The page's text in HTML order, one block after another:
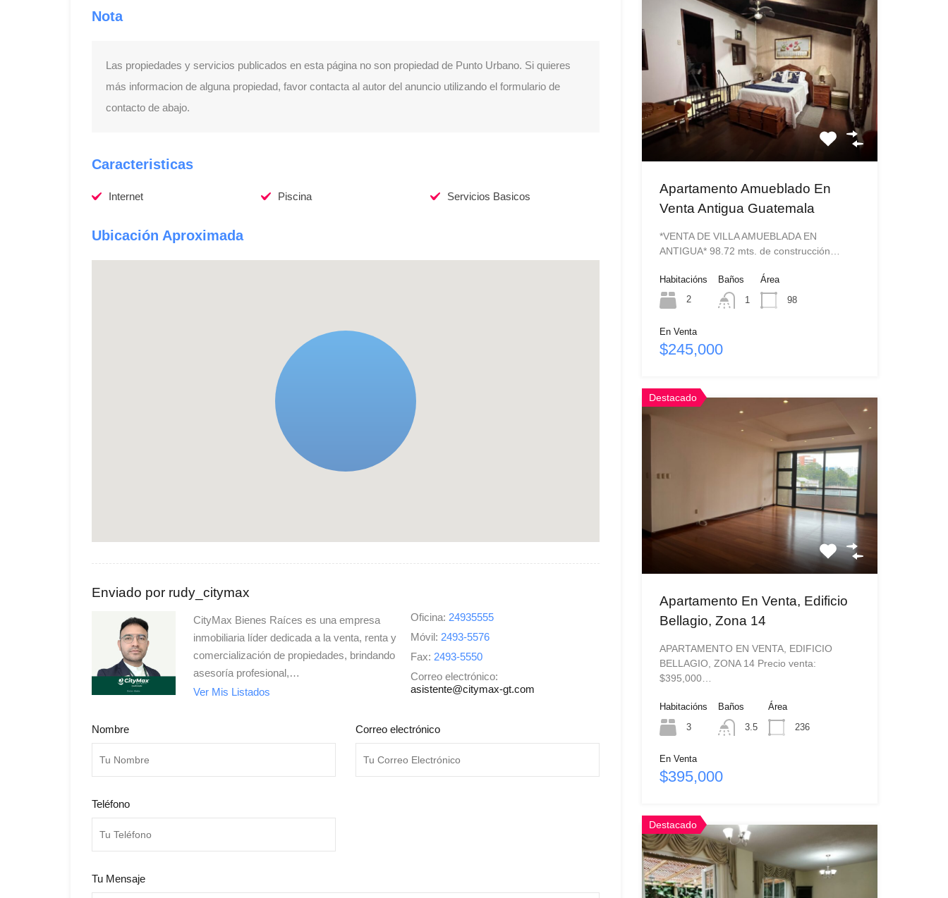
Nota
Las propiedades y servicios publicados en esta página no son propiedad de Punto Urbano. Si quieres
más informacion de alguna propiedad, favor contacta al autor del anuncio utilizando el formulario de
contacto de abajo.
Caracteristicas
Internet Piscina Servicios Basicos
Ubicación Aproximada
Enviado por rudy_citymax
CityMax Bienes Raíces es una empresa
inmobiliaria líder dedicada a la venta, renta y
comercialización de propiedades, brindando
asesoría profesional,…
Ver Mis Listados
Oficina: 24935555
Móvil: 2493-5576
Fax: 2493-5550
Correo electrónico:
asistente@citymax-gt.com
Nombre Correo electrónico
Teléfono
Tu Mensaje
Apartamento Amueblado En
Venta Antigua Guatemala
*VENTA DE VILLA AMUEBLADA EN
ANTIGUA* 98.72 mts. de construcción…
Habitacións
2
Baños
1
Área
98
En Venta
$245,000
Destacado
Apartamento En Venta, Edificio
Bellagio, Zona 14
APARTAMENTO EN VENTA, EDIFICIO
BELLAGIO, ZONA 14 Precio venta:
$395,000…
Habitacións
3
Baños
3.5
Área
236
En Venta
$395,000
Destacado